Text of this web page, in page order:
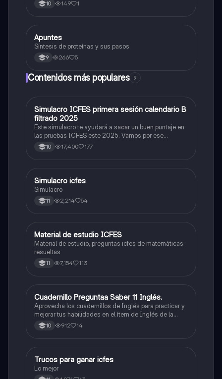
Ranvier,terminal axonico Arborizacion terminal, botón
10 149 1
Biologia
Apuntes
Síntesis de proteínas y sus pasos
9 266 5
Contenidos más populares 9
ICFES: Matemáticas
Simulacro ICFES primera sesión calendario B
filtrado 2025
Este simulacro te ayudará a sacar un buen puntaje en
las pruebas ICFES este 2025. Vamos por ese
500/500. Y poder ser admitido en la universidad que
quieras, estudiar la carrera que quieres y no la que te
10 17,400 177
ICFES: Lectura Crítica
Simulacro icfes
Simulacro
11 2,214 54
ICFES: Matemáticas
Material de estudio ICFES
Material de estudio, preguntas icfes de matemáticas
resueltas
11 7,154 113
ICFES: Inglés
Cuadernillo Preguntaa Saber 11 Inglés.
Aprovecha los cuadernillos de Inglés para practicar y
mejorar tus habilidades en el ítem de Inglés de la
Prueba Saber 11. 🫡
10 912 14
Química
Trucos para ganar icfes
Lo mejor